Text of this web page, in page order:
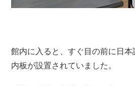
館内に入ると、すぐ目の前に日
内板が設置されていました。